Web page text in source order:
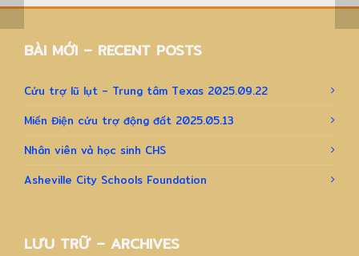
BÀI MỚI – RECENT POSTS
Cứu trợ lũ lụt – Trung tâm Texas 2025.09.22
Miến Điện cứu trợ động đất 2025.05.13
Nhân viên và học sinh CHS
Asheville City Schools Foundation
LƯU TRỮ – ARCHIVES